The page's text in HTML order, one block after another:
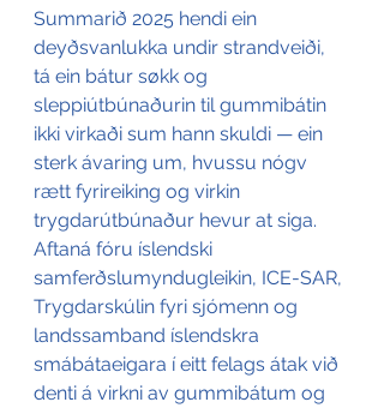
Summarið 2025 hendi ein
deyðsvanlukka undir strandveiði,
tá ein bátur søkk og
sleppiútbúnaðurin til gummibátin
ikki virkaði sum hann skuldi — ein
sterk ávaring um, hvussu nógv
rætt fyrireiking og virkin
trygdarútbúnaður hevur at siga.
Aftaná fóru íslendski
samferðslumyndugleikin, ICE-SAR,
Trygdarskúlin fyri sjómenn og
landssamband íslendskra
smábátaeigara í eitt felags átak við
denti á virkni av gummibátum og